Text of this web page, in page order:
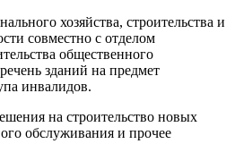
хозяйства, строительства и
совместно с отделом
общественного
зданий на предмет
инвалидов.
на строительство новых
обслуживания и прочее